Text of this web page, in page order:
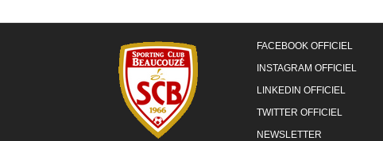
FACEBOOK OFFICIEL
INSTAGRAM OFFICIEL
LINKEDIN OFFICIEL
TWITTER OFFICIEL
NEWSLETTER